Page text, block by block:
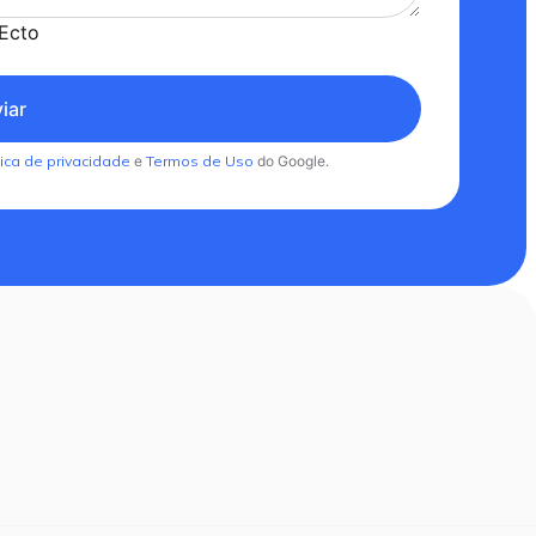
de privacidade e Termos de Uso do Google.